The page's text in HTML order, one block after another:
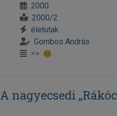
2000
2000/2
életutak
Gombos András
=>
A nagyecsedi